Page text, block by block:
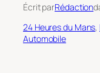
Écrit parRédaction
24 Heures du Mans,
Automobile